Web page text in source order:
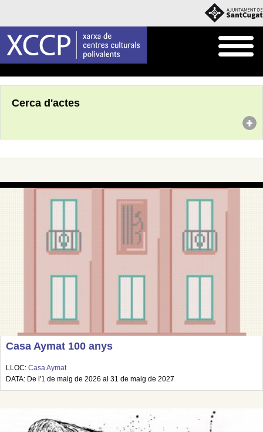
Cerca d'actes
Casa Aymat 100 anys
LLOC: Casa Aymat
DATA: De l'1 de maig de 2026 al 31 de maig de 2027